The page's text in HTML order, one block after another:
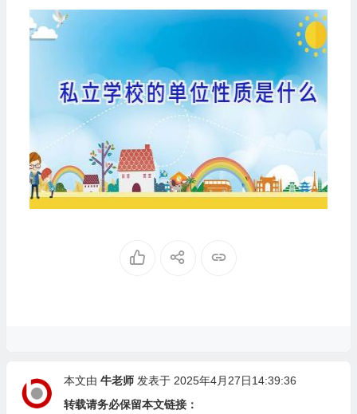
本文由 牛老师发表于 2025年4月27日14:39:36
转载请务必保留本文链接：